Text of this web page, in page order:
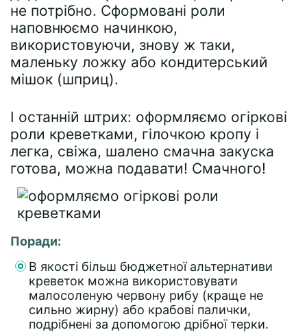
не потрібно. Сформовані роли
наповнюємо начинкою,
використовуючи, знову ж таки,
маленьку ложку або кондитерський
мішок (шприц).
І останній штрих: оформляємо огіркові
роли креветками, гілочкою кропу і
легка, свіжа, шалено смачна закуска
готова, можна подавати! Смачного!
Поради:
В якості більш бюджетної альтернативи
креветок можна використовувати
малосоленую червону рибу (краще не
сильно жирну) або крабові палички,
подрібнені за допомогою дрібної терки.